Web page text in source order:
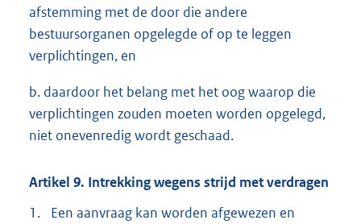
afstemming met de door die andere
bestuursorganen opgelegde of op te leggen
verplichtingen, en
b. daardoor het belang met het oog waarop die
verplichtingen zouden moeten worden opgelegd,
niet onevenredig wordt geschaad.
Artikel 9. Intrekking wegens strijd met verdragen
1.
Een aanvraag kan worden afgewezen en